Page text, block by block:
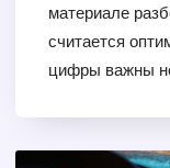
материале
считается
цифры важны
лайфхаки, как